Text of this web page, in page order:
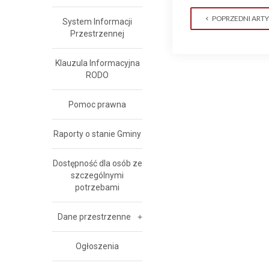
POPRZEDNI
System Informacji
Przestrzennej
Klauzula Informacyjna
RODO
Pomoc prawna
Raporty o stanie Gminy
Dostępność dla osób ze
szczególnymi
potrzebami
Dane przestrzenne
Ogłoszenia